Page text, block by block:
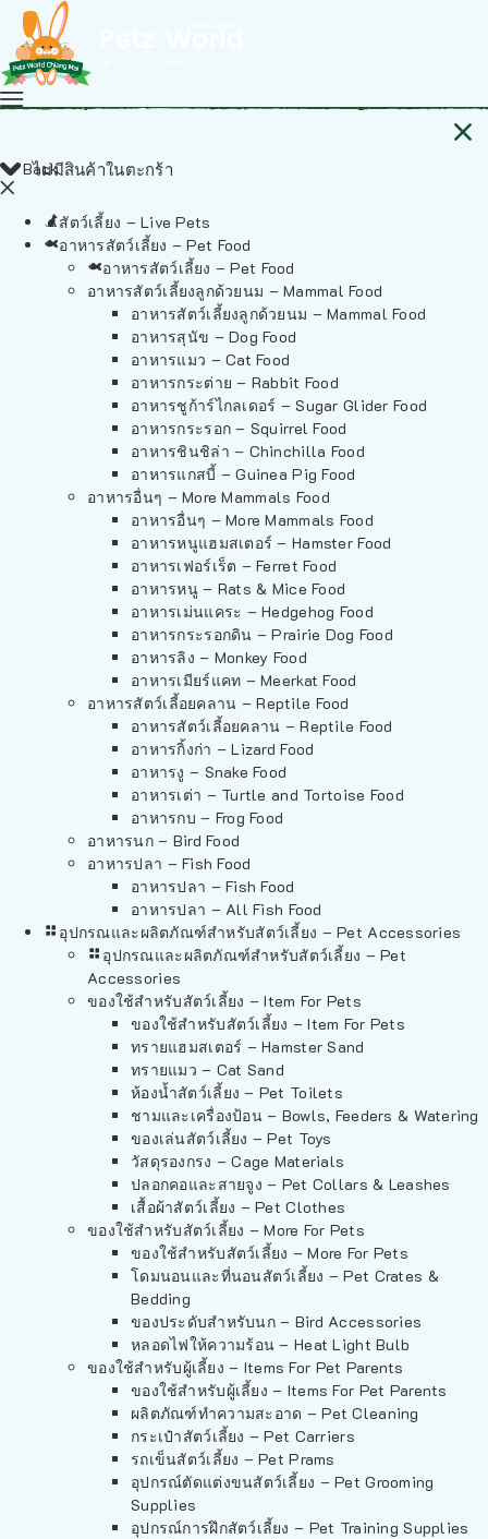
ไม่มีสินค้าในตะกร้า
Back
สัตว์เลี้ยง – Live Pets
อาหารสัตว์เลี้ยง – Pet Food
อาหารสัตว์เลี้ยง – Pet Food
อาหารสัตว์เลี้ยงลูกด้วยนม – Mammal Food
อาหารสัตว์เลี้ยงลูกด้วยนม – Mammal Food
อาหารสุนัข – Dog Food
อาหารแมว – Cat Food
อาหารกระต่าย – Rabbit Food
อาหารชูก้าร์ไกลเดอร์ – Sugar Glider Food
อาหารกระรอก – Squirrel Food
อาหารชินชิล่า – Chinchilla Food
อาหารแกสบี้ – Guinea Pig Food
อาหารอื่นๆ – More Mammals Food
อาหารอื่นๆ – More Mammals Food
อาหารหนูแฮมสเตอร์ – Hamster Food
อาหารเฟอร์เร็ต – Ferret Food
อาหารหนู – Rats & Mice Food
อาหารเม่นแคระ – Hedgehog Food
อาหารกระรอกดิน – Prairie Dog Food
อาหารลิง – Monkey Food
อาหารเมียร์แคท – Meerkat Food
อาหารสัตว์เลี้อยคลาน – Reptile Food
อาหารสัตว์เลี้อยคลาน – Reptile Food
อาหารกิ้งก่า – Lizard Food
อาหารงู – Snake Food
อาหารเต่า – Turtle and Tortoise Food
อาหารกบ – Frog Food
อาหารนก – Bird Food
อาหารปลา – Fish Food
อาหารปลา – Fish Food
อาหารปลา – All Fish Food
อุปกรณและผลิตภัณฑ์สำหรับสัตว์เลี้ยง – Pet Accessories
อุปกรณและผลิตภัณฑ์สำหรับสัตว์เลี้ยง – Pet
Accessories
ของใช้สำหรับสัตว์เลี้ยง – Item For Pets
ของใช้สำหรับสัตว์เลี้ยง – Item For Pets
ทรายแฮมสเตอร์ – Hamster Sand
ทรายแมว – Cat Sand
ห้องน้ำสัตว์เลี้ยง – Pet Toilets
ชามและเครื่องป้อน – Bowls, Feeders & Watering
ของเล่นสัตว์เลี้ยง – Pet Toys
วัสดุรองกรง – Cage Materials
ปลอกคอและสายจูง – Pet Collars & Leashes
เสื้อผ้าสัตว์เลี้ยง – Pet Clothes
ของใช้สำหรับสัตว์เลี้ยง – More For Pets
ของใช้สำหรับสัตว์เลี้ยง – More For Pets
โดมนอนและที่นอนสัตว์เลี้ยง – Pet Crates &
Bedding
ของประดับสำหรับนก – Bird Accessories
หลอดไฟให้ความร้อน – Heat Light Bulb
ของใช้สำหรับผู้เลี้ยง – Items For Pet Parents
ของใช้สำหรับผู้เลี้ยง – Items For Pet Parents
ผลิตภัณฑ์ทำความสะอาด – Pet Cleaning
กระเป๋าสัตว์เลี้ยง – Pet Carriers
รถเข็นสัตว์เลี้ยง – Pet Prams
อุปกรณ์ตัดแต่งขนสัตว์เลี้ยง – Pet Grooming
Supplies
อุปกรณ์การฝึกสัตว์เลี้ยง – Pet Training Supplies